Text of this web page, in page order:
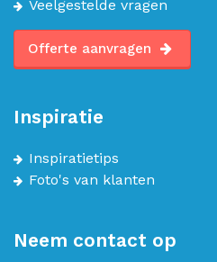
Veelgestelde vragen
Offerte aanvragen
Inspiratie
Inspiratietips
Foto's van klanten
Neem contact op